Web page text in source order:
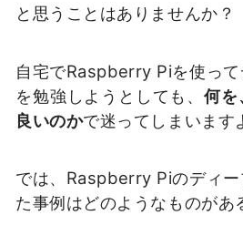
と思うことはありませんか？
自宅でRaspberry Piを使っ
を勉強しようとしても、何を
良いのかで迷ってしまいます
では、Raspberry Piのディー
た事例はどのようなものがあ